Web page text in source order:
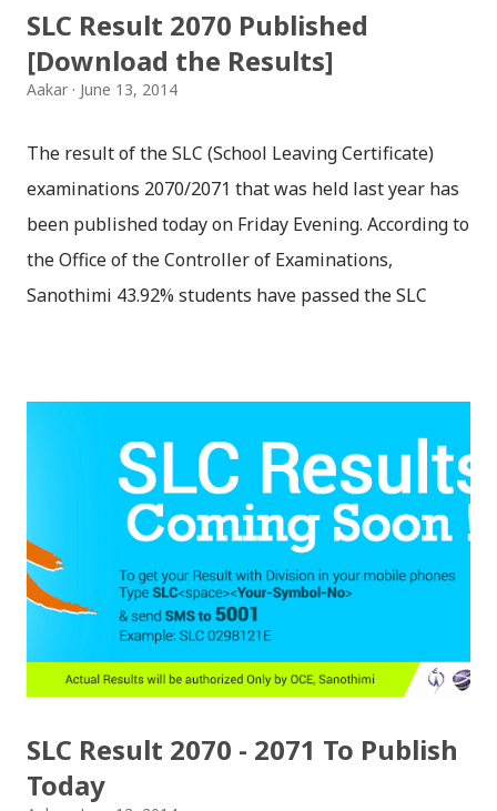
SLC Result 2070 Published
[Download the Results]
Aakar June 13, 2014
The result of the SLC (School Leaving Certificate)
examinations 2070/2071 that was held last year has
been published today on Friday Evening. According to
the Office of the Controller of Examinations,
Sanothimi 43.92% students have passed the SLC
Result of 2070 in .pdf format from here: 1) SLC Result
2070 Regular.pdf 2) SLC Result 2070 Exempted.pdf
How to check SLC Result? # Download/Click above
Files/Links # Open File and Press Ctrl+F # Box will
appear, Insert your symbol number and Search Files
To view the results with the marks (mark sheet), you
can visit following sites: www.moe.gov.np
www.doe.gov.np www.soce.gov.np slc.edusanjal.com
slc.ntc.net.np Disclaimer! The record of the Office of
SLC Result 2070 - 2071 To Publish
Today